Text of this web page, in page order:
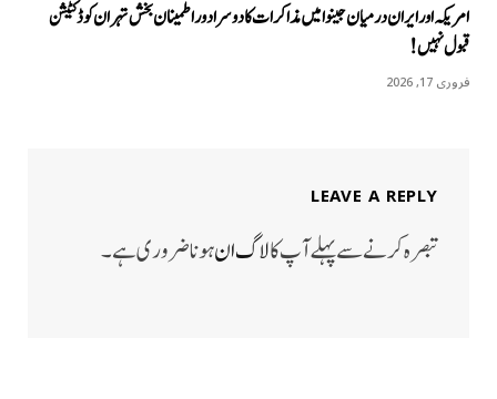
امریکہ اور ایران درمیان جینوا میں مذاکرات کا دوسرا دور اطمینان بخش تہران کو ڈکٹیشن
قبول نہیں!
فروری 17, 2026
LEAVE A REPLY
تبصرہ کرنے سے پہلے آپ کالاگ انہونا ضروری ہے۔